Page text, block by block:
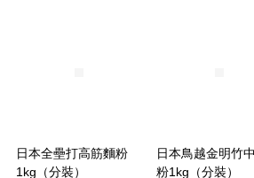
日本全壘打高筋麵粉
1kg（分裝）
日本鳥越金明竹
粉1kg（分裝）